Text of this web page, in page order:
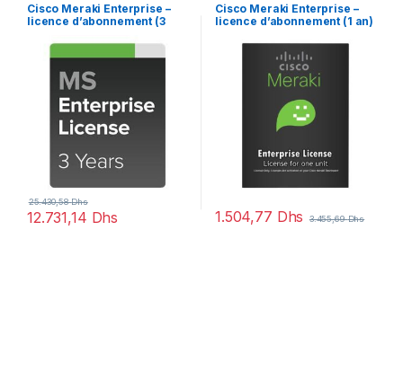
Cisco Meraki Enterprise –
licence d’abonnement (3
Support – 1 switch
12.731,14 Dhs
25.430,58Dhs
Cisco Meraki Enterprise –
licence d’abonnement (1 an)
1 switch
1.504,77 Dhs 3.455,69Dhs